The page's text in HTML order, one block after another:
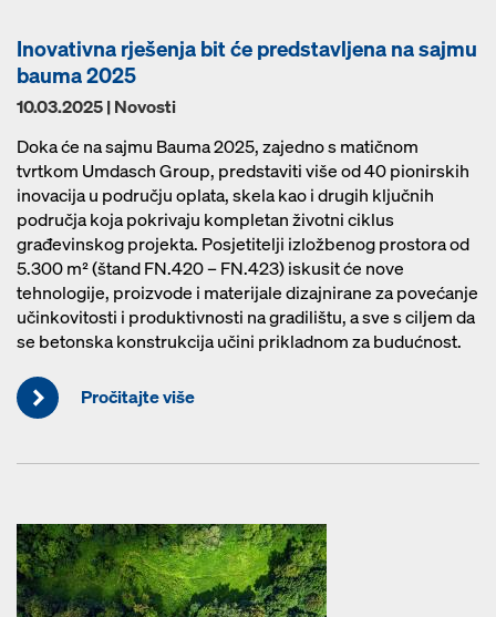
Inovativna rješenja bit će predstavljena na sajmu
bauma 2025
10.03.2025 | Novosti
Doka će na sajmu Bauma 2025, zajedno s matičnom
tvrtkom Umdasch Group, predstaviti više od 40 pionirskih
inovacija u području oplata, skela kao i drugih ključnih
područja koja pokrivaju kompletan životni ciklus
građevinskog projekta. Posjetitelji izložbenog prostora od
5.300 m² (štand FN.420 – FN.423) iskusit će nove
tehnologije, proizvode i materijale dizajnirane za povećanje
učinkovitosti i produktivnosti na gradilištu, a sve s ciljem da
se betonska konstrukcija učini prikladnom za budućnost.
Pročitajte više